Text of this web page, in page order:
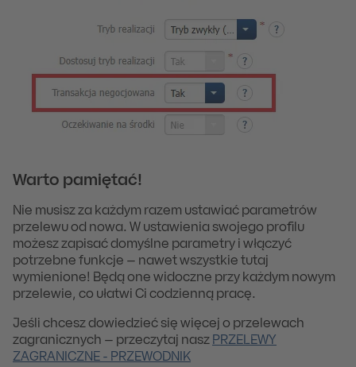
Warto pamiętać!
Nie musisz za każdym razem ustawiać parametrów
przelewu od nowa. W ustawienia swojego profilu
możesz zapisać domyślne parametry i włączyć
potrzebne funkcje – nawet wszystkie tutaj
wymienione! Będą one widoczne przy każdym nowym
przelewie, co ułatwi Ci codzienną pracę.
Jeśli chcesz dowiedzieć się więcej o przelewach
zagranicznych – przeczytaj nasz PRZELEWY
ZAGRANICZNE - PRZEWODNIK